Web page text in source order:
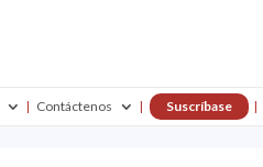
Contáctenos Suscríbase